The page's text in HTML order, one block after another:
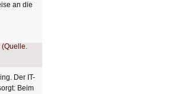
an die
Der IT-
Beim